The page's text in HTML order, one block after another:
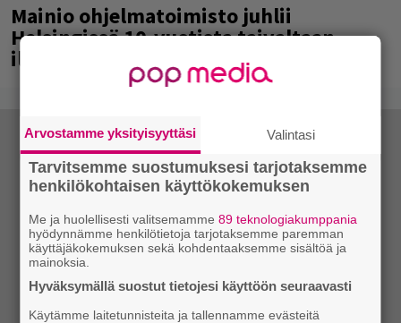
Mainio ohjelmatoimisto juhlii
Helsingissä 10-vuotista taivaltaan –
ilmaistapahtumassa loistoesiintyjät
Arvostamme yksityisyyttäsi Valintasi
Tarvitsemme suostumuksesi tarjotaksemme
henkilökohtaisen käyttökokemuksen
Me ja huolellisesti valitsemamme89 teknologiakumppania
hyödynnämme henkilötietoja tarjotaksemme paremman
käyttäjäkokemuksen sekä kohdentaaksemme sisältöä ja
mainoksia.
Hyväksymällä suostut tietojesi käyttöön seuraavasti
Käytämme laitetunnisteita ja tallennamme evästeitä